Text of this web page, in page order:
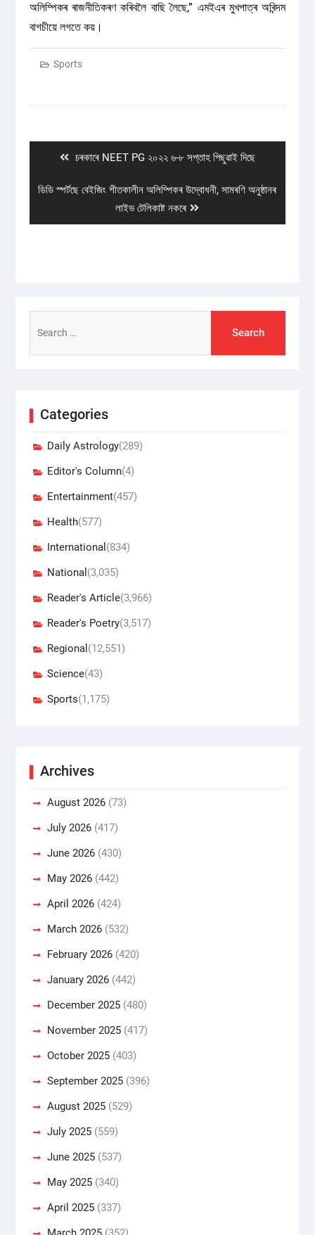
অলিম্পিকৰ ৰাজনীতিকৰণ কৰিবলৈ বাছি লৈছে,” এমইএৰ মুখপাত্ৰ অৰিন্দম
বাগচীয়ে লগতে কয়।
Sports
Previous
চৰকাৰে NEET PG ২০২২ ৬-৮ সপ্তাহ পিছুৱাই দিছে
Next
ডিডি স্পৰ্টছে বেইজিং শীতকালীন অলিম্পিকৰ উদ্বোধনী, সামৰণি অনুষ্ঠানৰ
লাইভ টেলিকাষ্ট নকৰে
for:
Categories
Daily Astrology(289)
Editor's Column(4)
Entertainment(457)
Health(577)
International (834)
National (3,035)
Reader's Article(3,966)
Reader's Poetry(3,517)
Regional (12,551)
Science(43)
Sports(1,175)
Archives
August 2026(73)
July 2026(417)
June 2026(430)
May 2026(442)
April 2026(424)
March 2026(532)
February 2026(420)
January 2026(442)
December 2025(480)
November 2025(417)
October 2025(403)
September 2025(396)
August 2025(529)
July 2025(559)
June 2025(537)
May 2025(340)
April 2025(337)